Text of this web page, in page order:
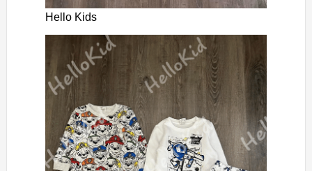
Hello Kids